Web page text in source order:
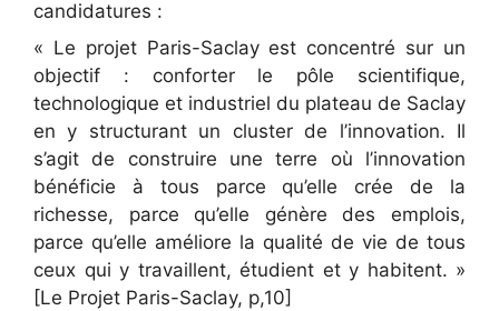
candidatures :
« Le projet Paris-Saclay est concentré sur un
objectif : conforter le pôle scientifique,
technologique et industriel du plateau de Saclay
en y structurant un cluster de l’innovation. Il
s’agit de construire une terre où l’innovation
bénéficie à tous parce qu’elle crée de la
richesse, parce qu’elle génère des emplois,
parce qu’elle améliore la qualité de vie de tous
ceux qui y travaillent, étudient et y habitent. »
[Le Projet Paris-Saclay, p,10]